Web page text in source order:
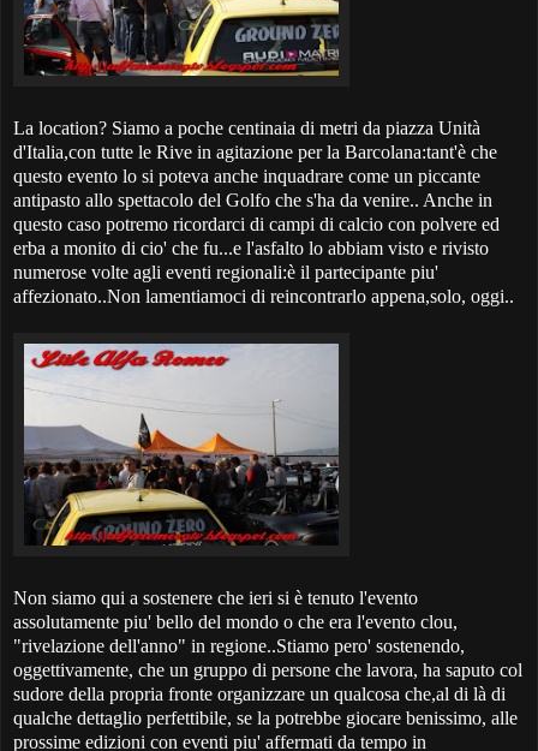
La location? Siamo a poche centinaia di metri da piazza Unità
d'Italia,con tutte le Rive in agitazione per la Barcolana:tant'è che
questo evento lo si poteva anche inquadrare come un piccante
antipasto allo spettacolo del Golfo che s'ha da venire.. Anche in
questo caso potremo ricordarci di campi di calcio con polvere ed
erba a monito di cio' che fu...e l'asfalto lo abbiam visto e rivisto
numerose volte agli eventi regionali:è il partecipante piu'
affezionato..Non lamentiamoci di reincontrarlo appena,solo, oggi..
Non siamo qui a sostenere che ieri si è tenuto l'evento
assolutamente piu' bello del mondo o che era l'evento clou,
"rivelazione dell'anno" in regione..Stiamo pero' sostenendo,
oggettivamente, che un gruppo di persone che lavora, ha saputo col
sudore della propria fronte organizzare un qualcosa che,al di là di
qualche dettaglio perfettibile, se la potrebbe giocare benissimo, alle
prossime edizioni con eventi piu' affermati da tempo in